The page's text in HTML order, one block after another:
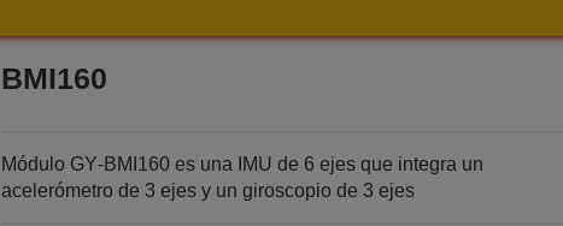
BMI160
Módulo GY‑BMI160 es una IMU de 6 ejes que integra un
acelerómetro de 3 ejes y un giroscopio de 3 ejes